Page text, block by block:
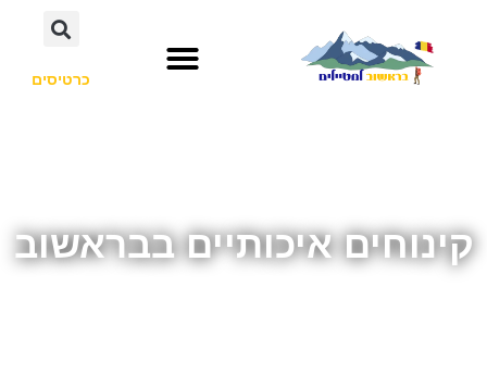
כרטיסים
קינוחים איכותיים בבראשוב